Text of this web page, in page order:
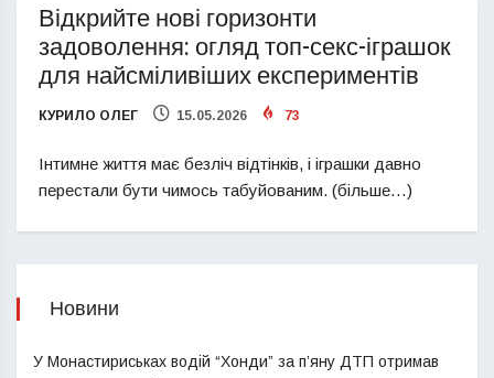
Відкрийте нові горизонти
задоволення: огляд топ-секс-іграшок
для найсміливіших експериментів
КУРИЛО ОЛЕГ 15.05.2026 73
Інтимне життя має безліч відтінків, і іграшки давно
перестали бути чимось табуйованим. (більше…)
Новини
У Монастириськах водій “Хонди” за п’яну ДТП отримав